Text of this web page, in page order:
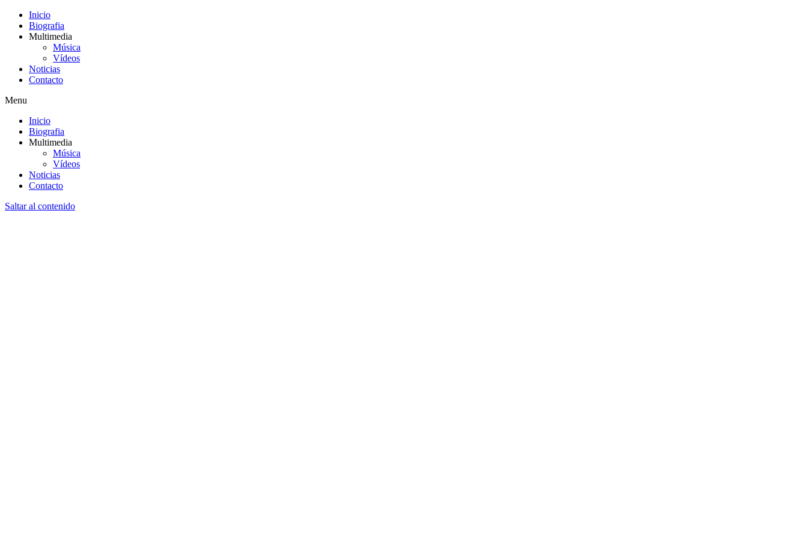
Inicio
Biografia
Multimedia
Música
Vídeos
Noticias
Contacto
Menu
Inicio
Biografia
Multimedia
Música
Vídeos
Noticias
Contacto
Saltar al contenido